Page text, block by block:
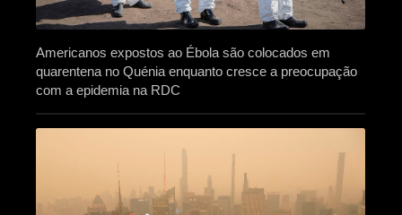
Americanos expostos ao Ébola são colocados em
quarentena no Quénia enquanto cresce a preocupação
com a epidemia na RDC